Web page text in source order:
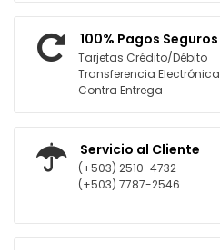
100% Pagos Seguros
Tarjetas Crédito/Débito
Transferencia Electrónica
Contra Entrega
Servicio al Cliente
(+503) 2510-4732
(+503) 7787-2546